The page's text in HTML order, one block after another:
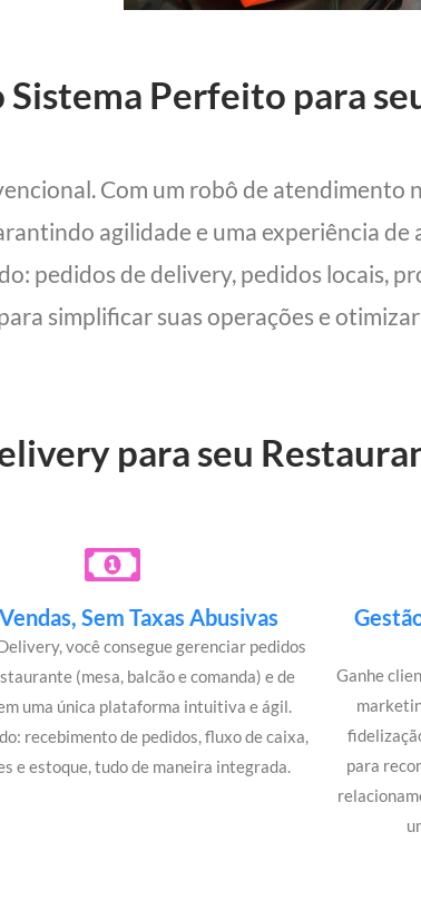
Sistema Perfeito para
Com um robô de atendimento
agilidade e uma experiência
pedidos de delivery, pedidos locais,
simplificar suas operações e
para seu
Sem Taxas Abusivas
você consegue gerenciar pedidos
(mesa, balcão e comanda) e de
uma única plataforma intuitiva e ágil.
recebimento de pedidos, fluxo de caixa,
e estoque, tudo de maneira integrada.
Ganhe
para